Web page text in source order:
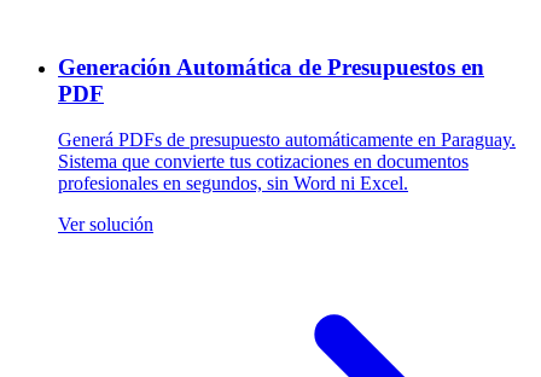
Generación Automática de Presupuestos en
PDF
Generá PDFs de presupuesto automáticamente en Paraguay.
Sistema que convierte tus cotizaciones en documentos
profesionales en segundos, sin Word ni Excel.
Ver solución